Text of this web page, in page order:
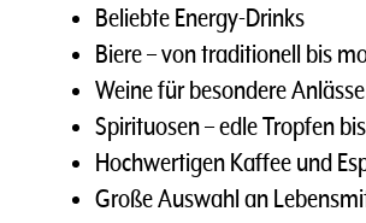
Beliebte Energy-Drinks
Biere – von traditionell bis
Weine für besondere
Spirituosen – edle Tropfen
Hochwertigen Kaffee und
Große Auswahl an